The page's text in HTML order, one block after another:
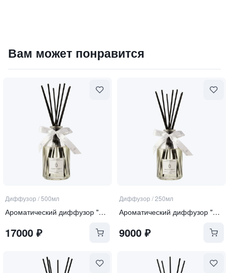
6600₽9 840 ₽
Вам может понравится
Диффузор /500мл
Ароматический диффузор "Pure Rose"
17000 ₽
Диффузор /250мл
Ароматический диффузор "Pure Rose"
9000₽